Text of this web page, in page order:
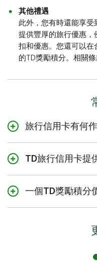
其他禮遇
此外，您有時還能享受
提供豐厚的旅行優惠
扣和優惠。您還可以
的TD獎勵積分。相關條
旅行信用卡有何
旅行信用卡與其他獎勵
相關簽賬向持卡人提供
議以了解詳情。
TD旅行信用卡提
TD旅行信用卡提供各種
保險或旅行醫療保險，
一個TD獎勵積分
TD獎勵積分對於旅行優
$1。僅可按照200點TD